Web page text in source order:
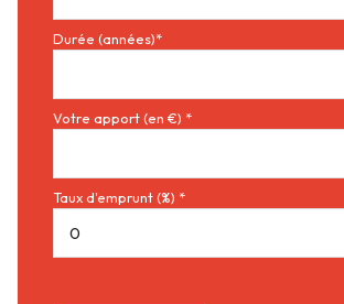
Durée (années)*
Votre apport (en €) *
Taux d'emprunt (%) *